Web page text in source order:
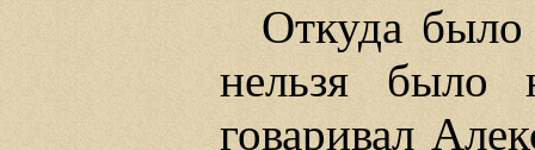
Откуда
нельзя было
говаривал